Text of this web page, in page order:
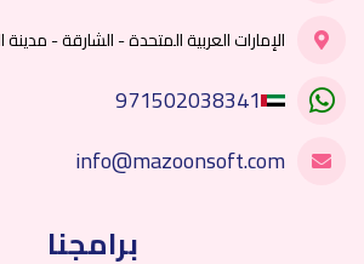
الإمارات العربية المتحدة - الشارقة - مدينة
971502038341
info@mazoonsoft.com
برامجنا